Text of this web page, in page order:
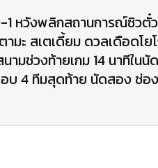
หวังพลิกสถานการณ์ซิวตั๋
มะ สเตเดี้ยม ดวลเดือดโย
มช่วงท้ายเกม 14 นาทีใน
บ 4 ทีมสุดท้าย นัดสอง ช่